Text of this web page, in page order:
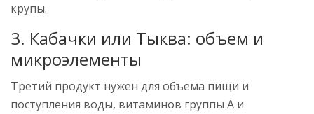
крупы.
3. Кабачки или Тыква: объем и
микроэлементы
Третий продукт нужен для объема пищи и
поступления воды, витаминов группы A и